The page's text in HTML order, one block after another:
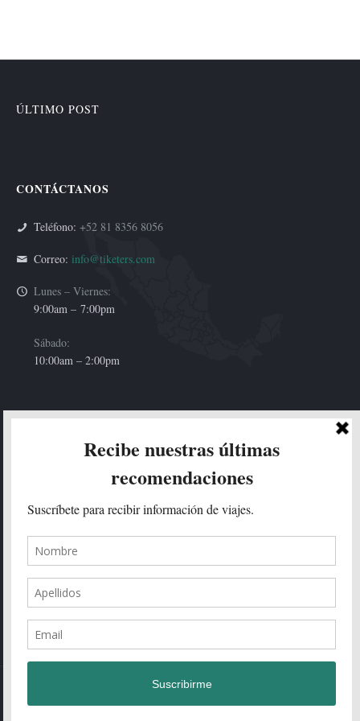
ÚLTIMO POST
CONTÁCTANOS
Teléfono: +52 81 8356 8056
Correo: info@tiketers.com
Lunes – Viernes:
9:00am – 7:00pm
Sábado:
10:00am – 2:00pm
HOLA!
Enviar